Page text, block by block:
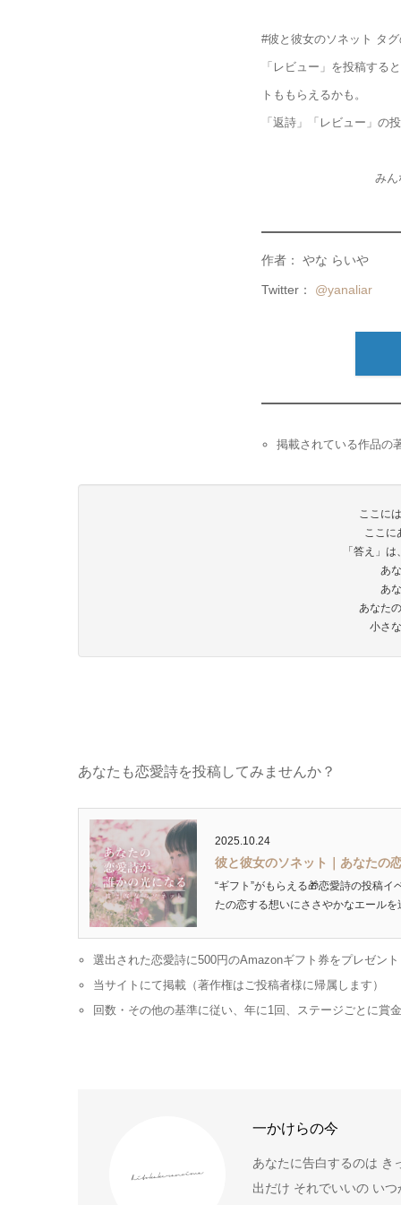
#彼と彼女のソネット タ
「レビュー」を投稿する
トももらえるかも。
「返詩」「レビュー」の
みん
作者： やな らいや
Twitter： @yanaliar
掲載されている作品の
ここに
ここに
「答え」
あ
あ
あなた
小さ
あなたも恋愛詩を投稿してみませんか？
2025.10.24
彼と彼女のソネット｜あなたの
“ギフト”がもらえる🎁恋愛詩の投稿
たの恋する想いにささやかなエールを
選出された恋愛詩に500円のAmazonギフト券をプレゼント
当サイトにて掲載（著作権はご投稿者様に帰属します）
回数・その他の基準に従い、年に1回、ステージごとに賞
一かけらの今
あなたに告白するのは き
出だけ それでいいの い